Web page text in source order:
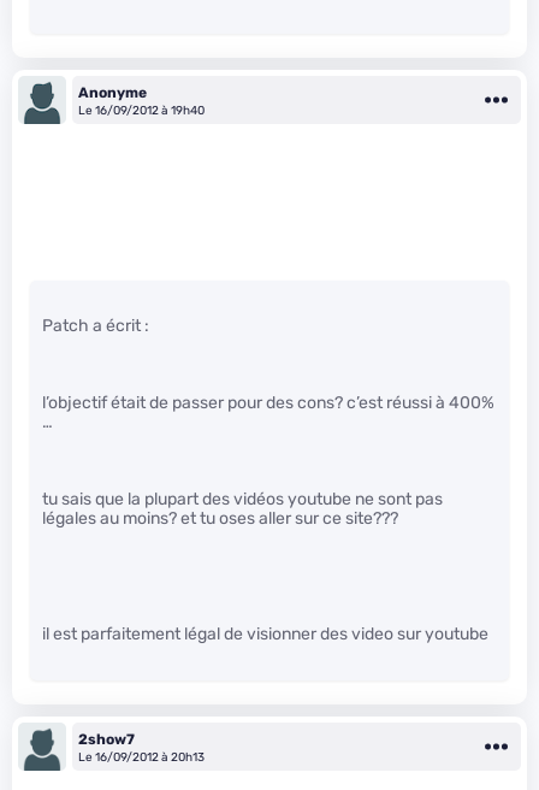
Anonyme
Le 16/09/2012 à 19h40
Patch a écrit :
l’objectif était de passer pour des cons? c’est réussi à 400%
…
tu sais que la plupart des vidéos youtube ne sont pas
légales au moins? et tu oses aller sur ce site???
il est parfaitement légal de visionner des video sur youtube
2show7
Le 16/09/2012 à 20h13